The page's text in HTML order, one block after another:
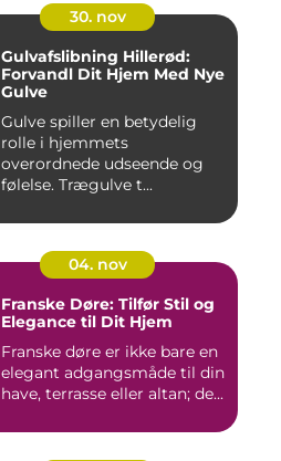
30. nov
Gulvafslibning Hillerød:
Forvandl Dit Hjem Med Nye
Gulve
Gulve spiller en betydelig
rolle i hjemmets
overordnede udseende og
følelse. Trægulve t...
04. nov
Franske Døre: Tilfør Stil og
Elegance til Dit Hjem
Franske døre er ikke bare en
elegant adgangsmåde til din
have, terrasse eller altan; de...